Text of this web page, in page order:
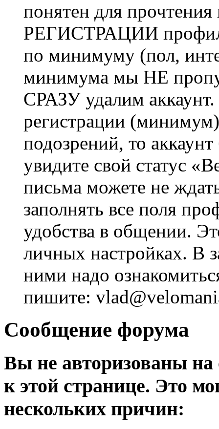
понятен для
РЕГИСТРАЦИИ профиль
по минимуму (пол,
минимума мы НЕ
СРАЗУ удалим
регистрации
подозрений, то
увидите свой статус
письма можете не
заполнять все поля
удобства в общении.
личных настройках. В
ними надо
пишите:
Сообщение форума
Вы не авторизованы на
к этой странице. Это
нескольких причин: